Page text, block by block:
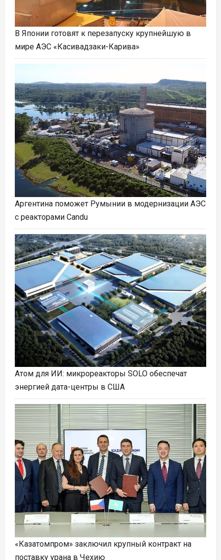
В Японии готовят к перезапуску крупнейшую в
мире АЭС «Касивадзаки-Карива»
Аргентина поможет Румынии в модернизации АЭС
с реакторами Candu
Атом для ИИ: микрореакторы SOLO обеспечат
энергией дата-центры в США
«Казатомпром» заключил крупный контракт на
поставку урана в Чехию